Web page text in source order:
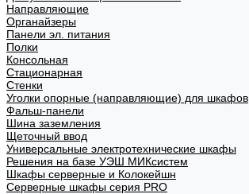
Направляющие
Органайзеры
Панели эл. питания
Полки
Консольная
Стационарная
Стенки
Уголки опорные (направляющие) для шкафов
Фальш-панели
Шина заземления
Щеточный ввод
Универсальные электротехнические шкафы
Решения на базе УЭШ МИКсистем
Шкафы серверные и Колокейшн
Серверные шкафы серия PRO